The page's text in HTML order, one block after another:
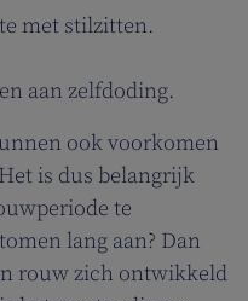
met stilzitten.
aan zelfdoding.
ook voorkomen
is dus belangrijk
te
lang aan? Dan
rouw zich ontwikkeld